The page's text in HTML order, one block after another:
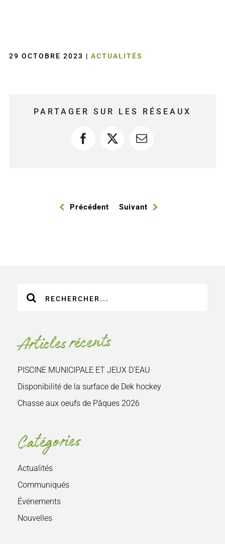
29 OCTOBRE 2023 | ACTUALITÉS
PARTAGER SUR LES RÉSEAUX
Facebook
X Courriel
Précédent Suivant
sur
Articles récents
PISCINE MUNICIPALE ET JEUX D’EAU
Disponibilité de la surface de Dek hockey
Chasse aux oeufs de Pâques 2026
Catégories
Actualités
Communiqués
Événements
Nouvelles